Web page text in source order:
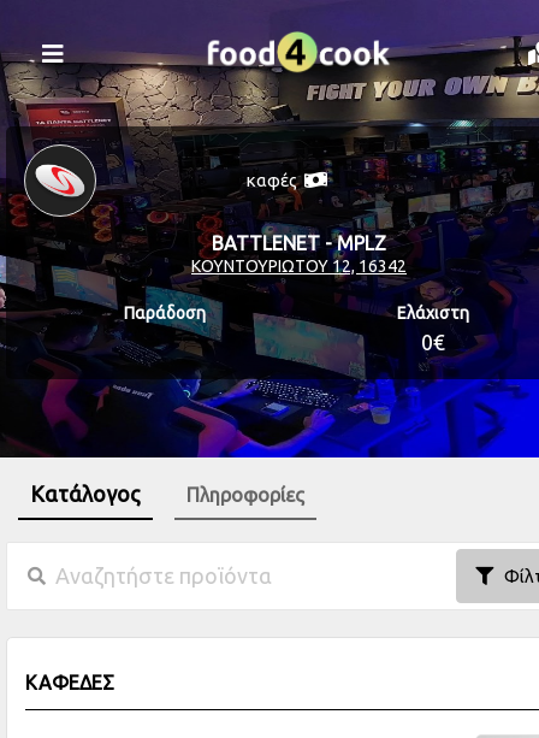
καφές
BATTLENET - MPLZ
ΚΟΥΝΤΟΥΡΙΩΤΟΥ 12, 16342
Παράδοση Ελάχιστη
0€
Κατάλογος Πληροφορίες
ΚΑΦΕΔΕΣ